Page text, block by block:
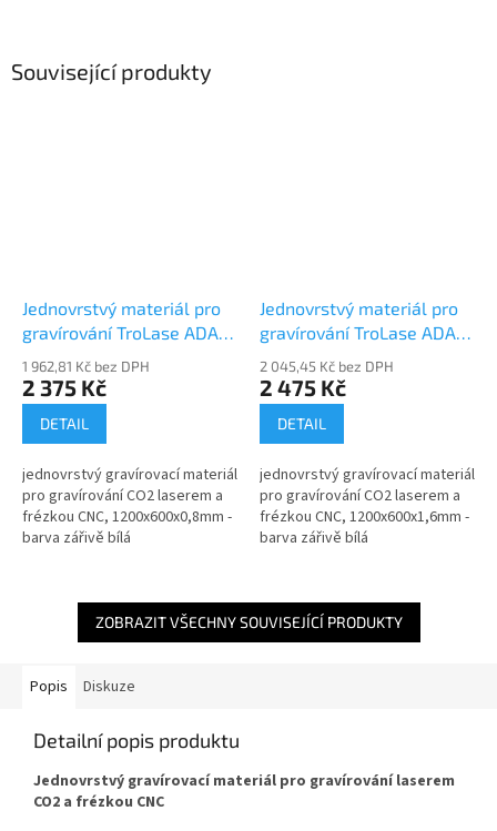
Související produkty
Jednovrstvý materiál pro
gravírování TroLase ADA
1 962,81 Kč bez DPH
2 375 Kč
DETAIL
jednovrstvý gravírovací materiál
pro gravírování CO2 laserem a
frézkou CNC, 1200x600x0,8mm -
barva zářivě bílá
Jednovrstvý materiál pro
gravírování TroLase ADA
2 045,45 Kč bez DPH
2 475 Kč
DETAIL
jednovrstvý gravírovací materiál
pro gravírování CO2 laserem a
frézkou CNC, 1200x600x1,6mm -
barva zářivě bílá
ZOBRAZIT VŠECHNY SOUVISEJÍCÍ PRODUKTY
Popis Diskuze
Detailní popis produktu
Jednovrstvý gravírovací materiál pro gravírování laserem
CO2 a frézkou CNC